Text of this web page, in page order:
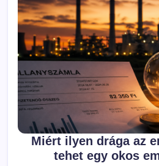
Miért ilyen drága az
tehet egy okos